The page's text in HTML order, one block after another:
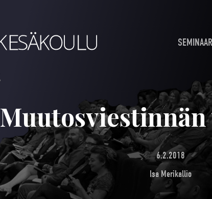
Muutosviestinnän
6.2.2018
Isa Merikallio